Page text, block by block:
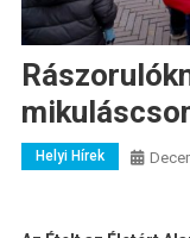
Helyi Hírek